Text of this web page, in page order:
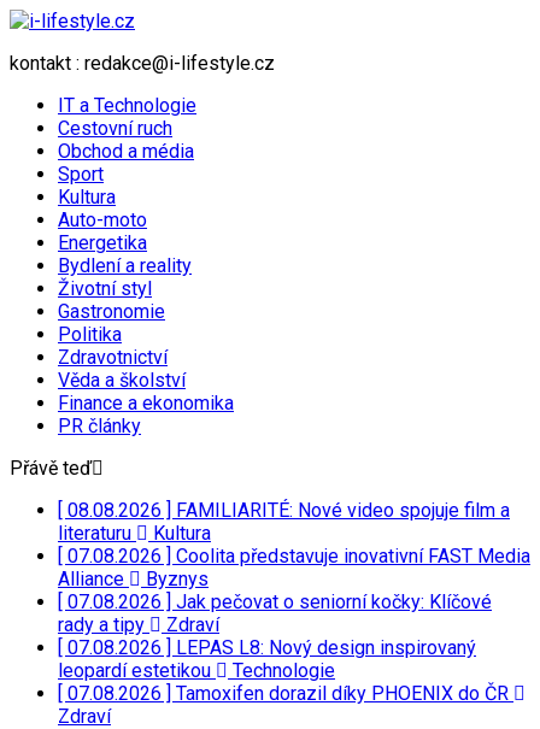
kontakt : redakce@i-lifestyle.cz
IT a Technologie
Cestovní ruch
Obchod a média
Sport
Kultura
Auto-moto
Energetika
Bydlení a reality
Životní styl
Gastronomie
Politika
Zdravotnictví
Věda a školství
Finance a ekonomika
PR články
Přávě teď
[ 08.08.2026 ] FAMILIARITÉ: Nové video spojuje film a
literaturu
Kultura
[ 07.08.2026 ] Coolita představuje inovativní FAST Media
Alliance
Byznys
[ 07.08.2026 ] Jak pečovat o seniorní kočky: Klíčové
rady a tipy
Zdraví
[ 07.08.2026 ] LEPAS L8: Nový design inspirovaný
leopardí estetikou
Technologie
[ 07.08.2026 ] Tamoxifen dorazil díky PHOENIX do ČR
Zdraví